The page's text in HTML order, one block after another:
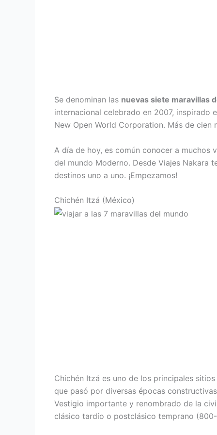
Se denominan las nuevas siete maravillas
internacional celebrado en 2007, inspirado
New Open World Corporation. Más de
A día de hoy, es común conocer a
del mundo Moderno. Desde Viajes Nakara
destinos uno a uno. ¡Empezamos!
Chichén Itzá (México)
Chichén Itzá es uno de los principales
que pasó por diversas épocas
Vestigio importante y renombrado de la
clásico tardío o postclásico temprano (800-